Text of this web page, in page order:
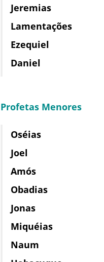
Jeremias
Lamentações
Ezequiel
Daniel
Profetas Menores
Oséias
Joel
Amós
Obadias
Jonas
Miquéias
Naum